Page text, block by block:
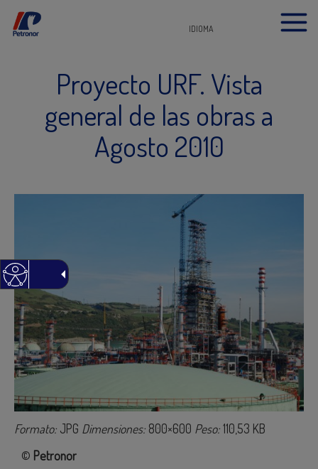
IDIOMA
Proyecto URF. Vista
general de las obras a
Agosto 2010
Formato: JPG Dimensiones: 800×600 Peso:110,53 KB
© Petronor